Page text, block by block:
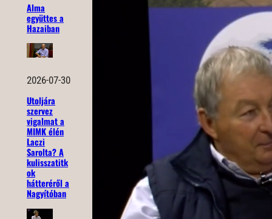
Alma
együttes a
Hazaiban
2026-07-30
Utoljára
szervez
vigalmat a
MIMK élén
Laczi
Sarolta? A
kulisszatitk
ok
hátteréről a
Nagyítóban